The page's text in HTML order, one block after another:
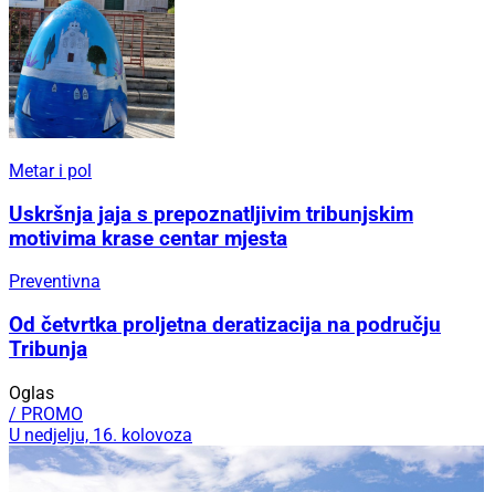
Metar i pol
Uskršnja jaja s prepoznatljivim tribunjskim
motivima krase centar mjesta
Preventivna
Od četvrtka proljetna deratizacija na području
Tribunja
Oglas
/ PROMO
U nedjelju, 16. kolovoza